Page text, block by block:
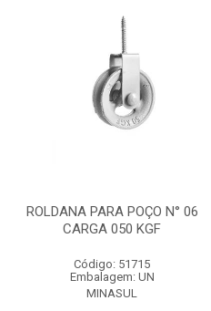
ROLDANA PARA POÇO N° 06
CARGA 050 KGF
Código: 51715
Embalagem: UN
MINASUL